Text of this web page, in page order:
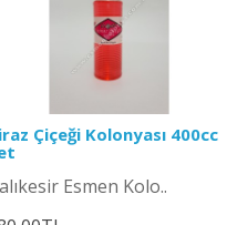
Çiçeği Kolonyası 400cc
Esmen Kolo..